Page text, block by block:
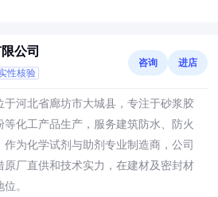
公司
性核验
咨询 进店
于河北省廊坊市大城县，专注于砂浆胶
化工产品生产，服务建筑防水、防火
为化学试剂与助剂专业制造商，公司
原厂直供和技术实力，在建材及密封材
。